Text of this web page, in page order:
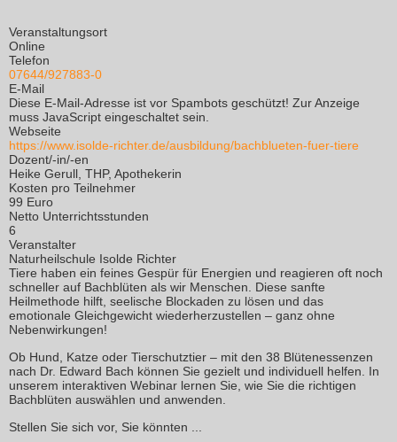
Veranstaltungsort
Online
Telefon
07644/927883-0
E-Mail
Diese E-Mail-Adresse ist vor Spambots geschützt! Zur Anzeige
muss JavaScript eingeschaltet sein.
Webseite
https://www.isolde-richter.de/ausbildung/bachblueten-fuer-tiere
Dozent/-in/-en
Heike Gerull, THP, Apothekerin
Kosten pro Teilnehmer
99 Euro
Netto Unterrichtsstunden
6
Veranstalter
Naturheilschule Isolde Richter
Tiere haben ein feines Gespür für Energien und reagieren oft noch
schneller auf Bachblüten als wir Menschen. Diese sanfte
Heilmethode hilft, seelische Blockaden zu lösen und das
emotionale Gleichgewicht wiederherzustellen – ganz ohne
Nebenwirkungen!
Ob Hund, Katze oder Tierschutztier – mit den 38 Blütenessenzen
nach Dr. Edward Bach können Sie gezielt und individuell helfen. In
unserem interaktiven Webinar lernen Sie, wie Sie die richtigen
Bachblüten auswählen und anwenden.
Stellen Sie sich vor, Sie könnten ...